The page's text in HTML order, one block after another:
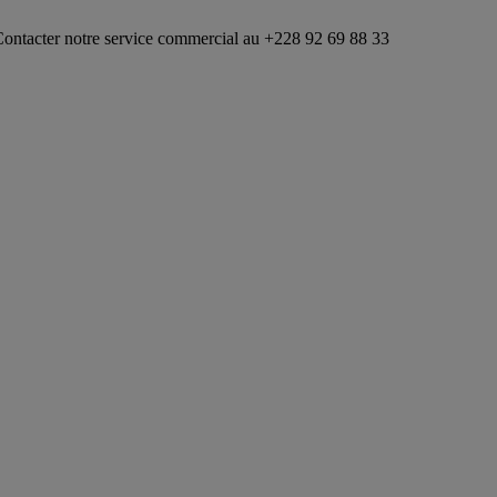
service commercial au +228 92 69 88 33